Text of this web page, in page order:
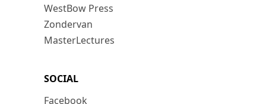
WestBow Press
Zondervan
MasterLectures
SOCIAL
Facebook